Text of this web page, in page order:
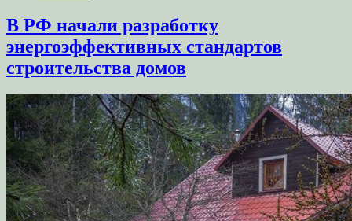
В РФ начали разработку
энергоэффективных стандартов
строительства домов